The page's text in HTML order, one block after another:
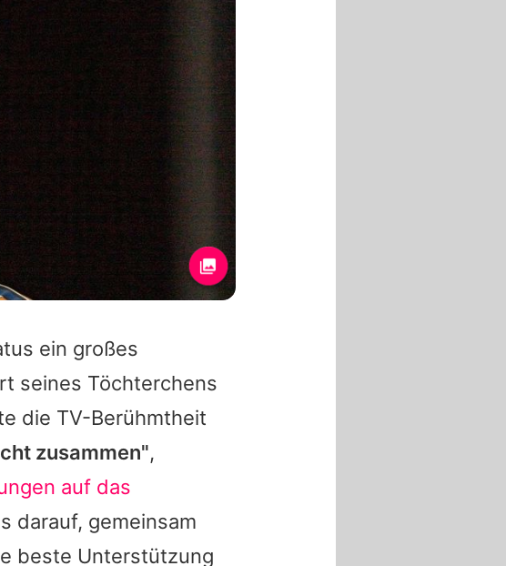
ein großes
seines Töchterchens
die TV-Berühmtheit
zusammen",
auf das
darauf, gemeinsam
beste Unterstützung